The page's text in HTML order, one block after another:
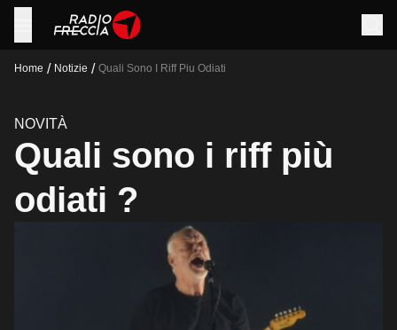
Home / Notizie / Quali Sono I Riff Piu Odiati
NOVITÀ
Quali sono i riff più
odiati ?